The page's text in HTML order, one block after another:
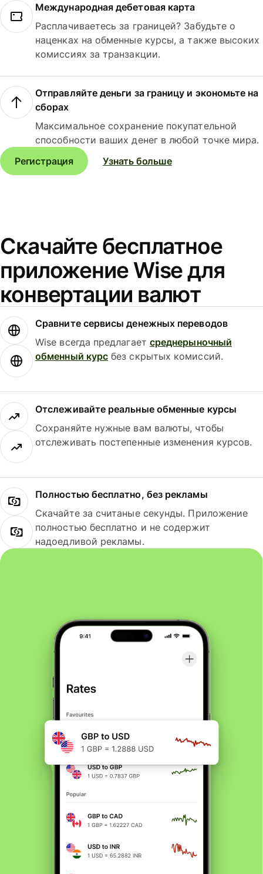
Международная дебетовая карта
Расплачиваетесь за границей? Забудьте о
наценках на обменные курсы, а также высоких
комиссиях за транзакции.
Отправляйте деньги за границу и экономьте на
сборах
Максимальное сохранение покупательной
способности ваших денег в любой точке мира.
Регистрация
Узнать больше
Скачайте бесплатное
приложение Wise для
конвертации валют
Сравните сервисы денежных переводов
Wise всегда предлагает среднерыночный
обменный курс без скрытых комиссий.
Отслеживайте реальные обменные курсы
Сохраняйте нужные вам валюты, чтобы
отслеживать постепенные изменения курсов.
Полностью бесплатно, без рекламы
Скачайте за считаные секунды. Приложение
полностью бесплатно и не содержит
надоедливой рекламы.